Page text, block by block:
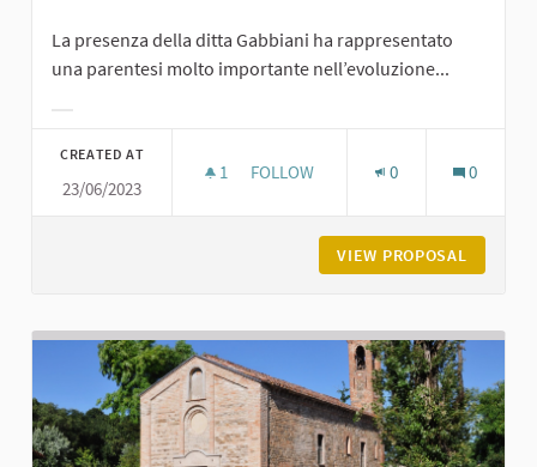
La presenza della ditta Gabbiani ha rappresentato
una parentesi molto importante nell’evoluzione...
CREATED AT
23/06/2023
1 1 FOLLOWER
FOLLOW 0 0
VIEW PROPOSAL